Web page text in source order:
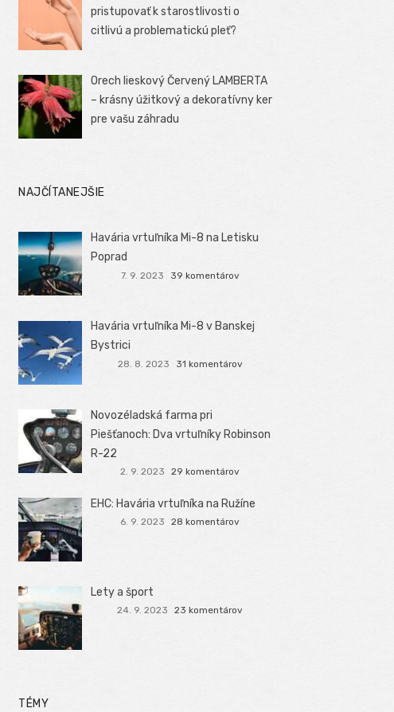
pristupovať k starostlivosti o
citlivú a problematickú pleť?
Orech lieskový Červený LAMBERTA
– krásny úžitkový a dekoratívny ker
pre vašu záhradu
NAJČÍTANEJŠIE
Havária vrtuľníka Mi-8 na Letisku
Poprad
7. 9. 2023 39 komentárov
Havária vrtuľníka Mi-8 v Banskej
Bystrici
28. 8. 2023 31 komentárov
Novozéladská farma pri
Piešťanoch: Dva vrtuľníky Robinson
R-22
2. 9. 2023 29 komentárov
EHC: Havária vrtuľníka na Ružíne
6. 9. 2023 28 komentárov
Lety a šport
24. 9. 2023 23 komentárov
TÉMY